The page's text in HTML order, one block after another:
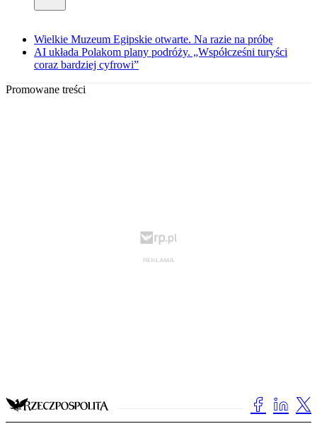
Wielkie Muzeum Egipskie otwarte. Na razie na próbę
AI układa Polakom plany podróży. „Współcześni turyści
coraz bardziej cyfrowi”
Promowane treści